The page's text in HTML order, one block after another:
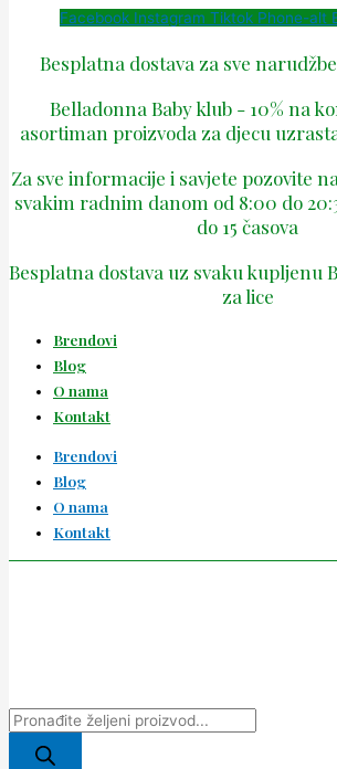
Facebook Instagram Tiktok Phone-alt
Besplatna dostava za sve
Belladonna Baby klub - 10% na
asortiman proizvoda za djecu
Za sve informacije i savjete pozovite
svakim radnim danom od 8:00 do
do 15 časova
Besplatna dostava uz svaku kupljenu
za lice
Brendovi
Blog
O nama
Kontakt
Brendovi
Blog
O nama
Kontakt